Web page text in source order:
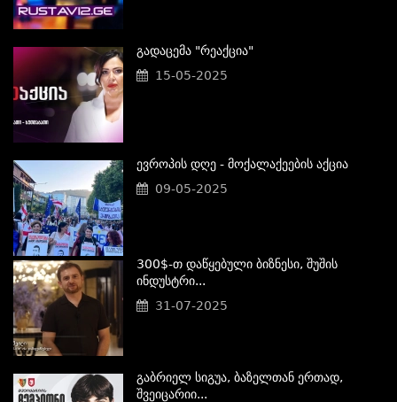
Გადაცემა "რეაქცია"
15-05-2025
Ევროპის Დღე - Მოქალაქეების Აქცია
09-05-2025
300$-Თ Დაწყებული Ბიზნესი, Შუშის
Ინდუსტრი...
31-07-2025
Გაბრიელ Სიგუა, Ბაზელთან Ერთად,
Შვეიცარიი...